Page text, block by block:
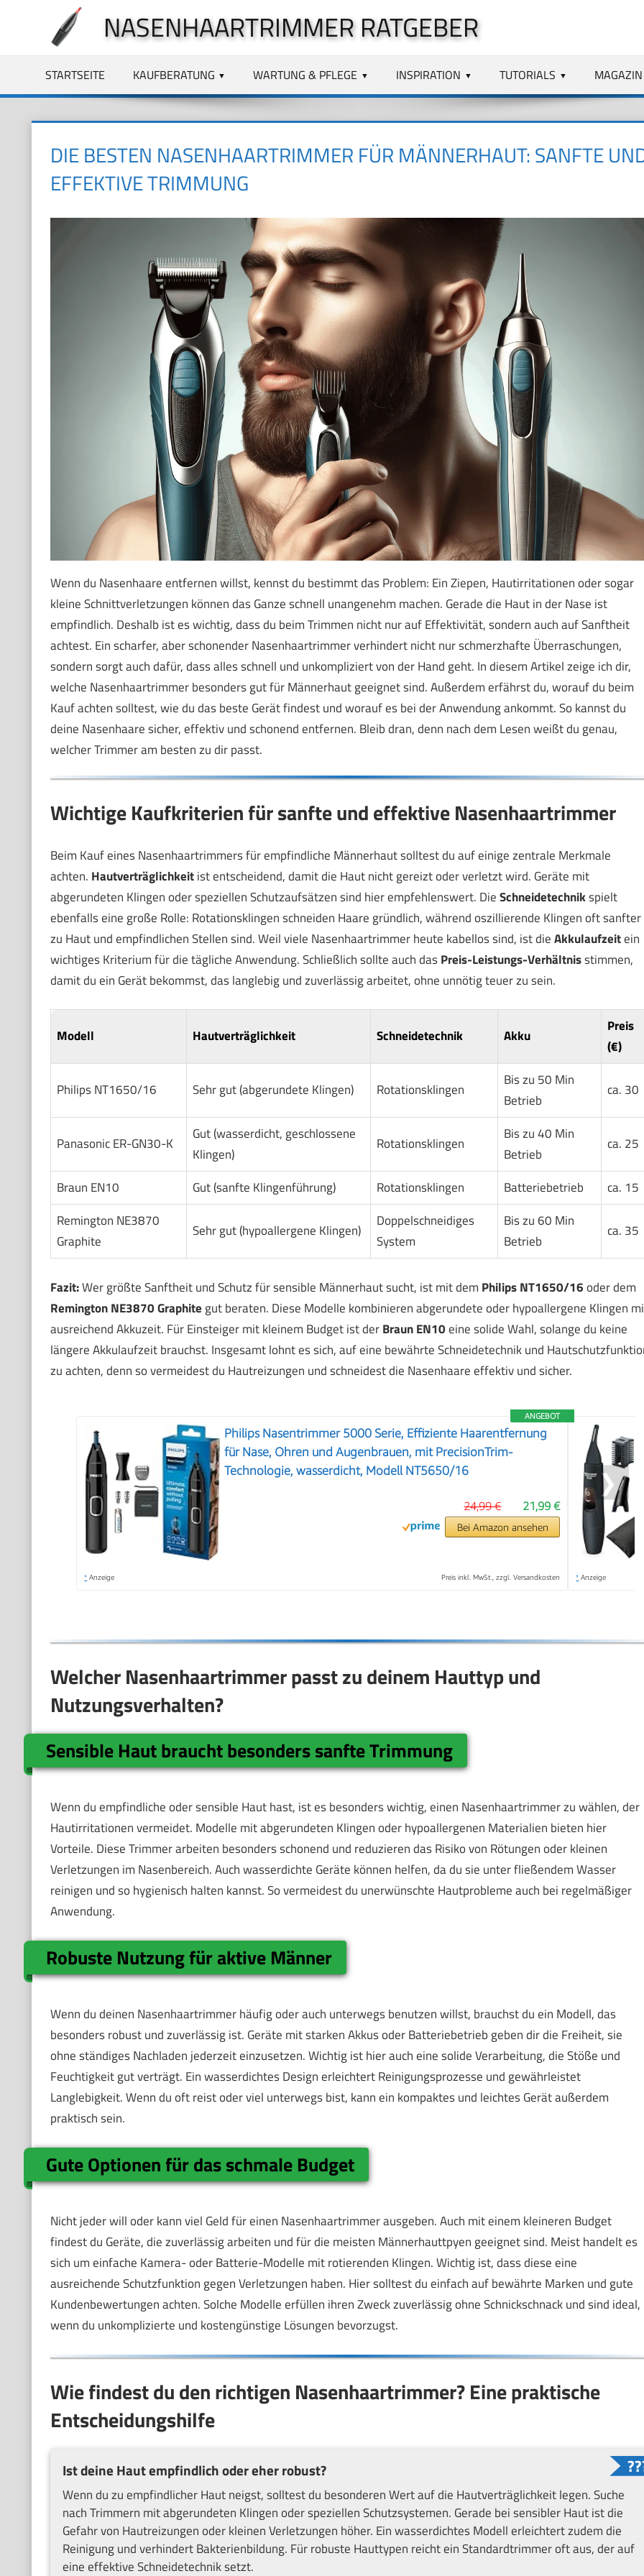
springen
NASENHAARTRIMMER RATGEBER
STARTSEITE KAUFBERATUNG WARTUNG & PFLEGE INSPIRATION TUTORIALS MAGAZIN
DIE BESTEN NASENHAARTRIMMER FÜR MÄNNERHAUT: SANFTE
EFFEKTIVE TRIMMUNG
Wenn du Nasenhaare entfernen willst, kennst du bestimmt das Problem: Ein Ziepen, Hautirritationen oder sogar
kleine Schnittverletzungen können das Ganze schnell unangenehm machen. Gerade die Haut in der Nase ist
empfindlich. Deshalb ist es wichtig, dass du beim Trimmen nicht nur auf Effektivität, sondern auch auf Sanftheit
achtest. Ein scharfer, aber schonender Nasenhaartrimmer verhindert nicht nur schmerzhafte Überraschungen,
sondern sorgt auch dafür, dass alles schnell und unkompliziert von der Hand geht. In diesem Artikel zeige ich dir,
welche Nasenhaartrimmer besonders gut für Männerhaut geeignet sind. Außerdem erfährst du, worauf du beim
Kauf achten solltest, wie du das beste Gerät findest und worauf es bei der Anwendung ankommt. So kannst du
deine Nasenhaare sicher, effektiv und schonend entfernen. Bleib dran, denn nach dem Lesen weißt du genau,
welcher Trimmer am besten zu dir passt.
Wichtige Kaufkriterien für sanfte und effektive Nasenhaartrimmer
Beim Kauf eines Nasenhaartrimmers für empfindliche Männerhaut solltest du auf einige zentrale Merkmale
achten. Hautverträglichkeitist entscheidend, damit die Haut nicht gereizt oder verletzt wird. Geräte mit
abgerundeten Klingen oder speziellen Schutzaufsätzen sind hier empfehlenswert. DieSchneidetechnikspielt
ebenfalls eine große Rolle: Rotationsklingen schneiden Haare gründlich, während oszillierende Klingen oft sanfter
zu Haut und empfindlichen Stellen sind. Weil viele Nasenhaartrimmer heute kabellos sind, ist dieAkkulaufzeitein
wichtiges Kriterium für die tägliche Anwendung. Schließlich sollte auch dasPreis-Leistungs-Verhältnisstimmen,
damit du ein Gerät bekommst, das langlebig und zuverlässig arbeitet, ohne unnötig teuer zu sein.
Modell Hautverträglichkeit Schneidetechnik Akku
Preis
(€)
Philips NT1650/16 Sehr gut (abgerundete Klingen) Rotationsklingen
Bis zu 50 Min
Betrieb
ca. 30
Panasonic ER-GN30-K
Gut (wasserdicht, geschlossene
Klingen)
Rotationsklingen
Bis zu 40 Min
Betrieb
ca. 25
Braun EN10 Gut (sanfte Klingenführung) Rotationsklingen Batteriebetrieb
ca. 15
Remington NE3870
Graphite
Sehr gut (hypoallergene Klingen)
Doppelschneidiges
System
Bis zu 60 Min
Betrieb
ca. 35
Fazit:Wer größte Sanftheit und Schutz für sensible Männerhaut sucht, ist mit dem Philips NT1650/16oder dem
Remington NE3870 Graphite gut beraten. Diese Modelle kombinieren abgerundete oder hypoallergene Klingen
ausreichend Akkuzeit. Für Einsteiger mit kleinem Budget ist derBraun EN10eine solide Wahl, solange du keine
längere Akkulaufzeit brauchst. Insgesamt lohnt es sich, auf eine bewährte Schneidetechnik und
zu achten, denn so vermeidest du Hautreizungen und schneidest die Nasenhaare effektiv und sicher.
ANGEBOT
Philips Nasentrimmer 5000 Serie, Effiziente Haarentfernung
für Nase, Ohren und Augenbrauen, mit PrecisionTrim-
Technologie, wasserdicht, Modell NT5650/16
21,99 €
24,99 €
Bei Amazon ansehen
* Anzeige Preis inkl. MwSt., zzgl. Versandkosten * Anzeige
❯
Welcher Nasenhaartrimmer passt zu deinem Hauttyp und
Nutzungsverhalten?
Sensible Haut braucht besonders sanfte Trimmung
Wenn du empfindliche oder sensible Haut hast, ist es besonders wichtig, einen Nasenhaartrimmer zu wählen, der
Hautirritationen vermeidet. Modelle mit abgerundeten Klingen oder hypoallergenen Materialien bieten hier
Vorteile. Diese Trimmer arbeiten besonders schonend und reduzieren das Risiko von Rötungen oder kleinen
Verletzungen im Nasenbereich. Auch wasserdichte Geräte können helfen, da du sie unter fließendem Wasser
reinigen und so hygienisch halten kannst. So vermeidest du unerwünschte Hautprobleme auch bei regelmäßiger
Anwendung.
Robuste Nutzung für aktive Männer
Wenn du deinen Nasenhaartrimmer häufig oder auch unterwegs benutzen willst, brauchst du ein Modell, das
besonders robust und zuverlässig ist. Geräte mit starken Akkus oder Batteriebetrieb geben dir die Freiheit, sie
ohne ständiges Nachladen jederzeit einzusetzen. Wichtig ist hier auch eine solide Verarbeitung, die Stöße und
Feuchtigkeit gut verträgt. Ein wasserdichtes Design erleichtert Reinigungsprozesse und gewährleistet
Langlebigkeit. Wenn du oft reist oder viel unterwegs bist, kann ein kompaktes und leichtes Gerät außerdem
praktisch sein.
Gute Optionen für das schmale Budget
Nicht jeder will oder kann viel Geld für einen Nasenhaartrimmer ausgeben. Auch mit einem kleineren Budget
findest du Geräte, die zuverlässig arbeiten und für die meisten Männerhauttpyen geeignet sind. Meist handelt es
sich um einfache Kamera- oder Batterie-Modelle mit rotierenden Klingen. Wichtig ist, dass diese eine
ausreichende Schutzfunktion gegen Verletzungen haben. Hier solltest du einfach auf bewährte Marken und gute
Kundenbewertungen achten. Solche Modelle erfüllen ihren Zweck zuverlässig ohne Schnickschnack und sind ideal,
wenn du unkomplizierte und kostengünstige Lösungen bevorzugst.
Wie findest du den richtigen Nasenhaartrimmer? Eine praktische
Entscheidungshilfe
Ist deine Haut empfindlich oder eher robust?
Wenn du zu empfindlicher Haut neigst, solltest du besonderen Wert auf die Hautverträglichkeit legen. Suche
nach Trimmern mit abgerundeten Klingen oder speziellen Schutzsystemen. Gerade bei sensibler Haut ist die
Gefahr von Hautreizungen oder kleinen Verletzungen höher. Ein wasserdichtes Modell erleichtert zudem die
Reinigung und verhindert Bakterienbildung. Für robuste Hauttypen reicht ein Standardtrimmer oft aus, der auf
eine effektive Schneidetechnik setzt.